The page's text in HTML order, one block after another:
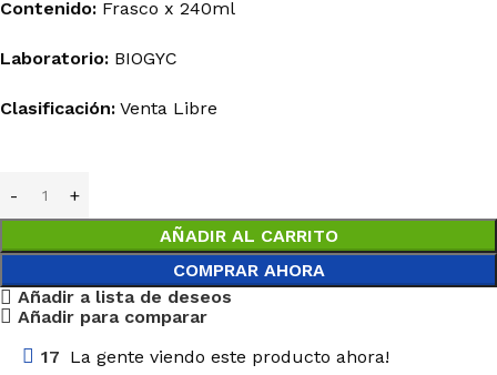
Contenido: Frasco x 240ml
Laboratorio: BIOGYC
Clasificación: Venta Libre
AÑADIR AL CARRITO
COMPRAR AHORA
Añadir a lista de deseos
Añadir para comparar
17 La gente viendo este producto ahora!